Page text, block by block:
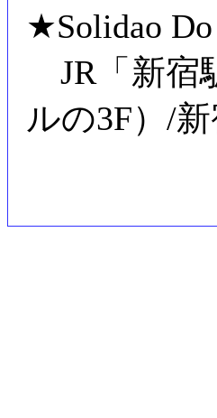
★Solidao
JR「新宿
ルの3F）/